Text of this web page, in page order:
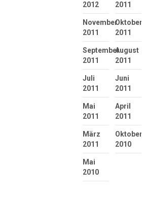
2012
2011
November
2011
Oktober
2011
September
2011
August
2011
Juli
2011
Juni
2011
Mai
2011
April
2011
März
2011
Oktober
2010
Mai
2010